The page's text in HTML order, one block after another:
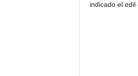
indicado el edil